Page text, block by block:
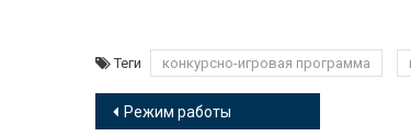
Теги конкурсно-игровая программа
Навигация
Режим работы